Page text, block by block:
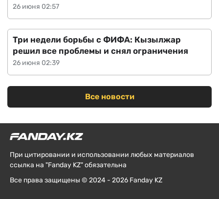
26 июня 02:57
26 июня 02:39
Три недели борьбы с ФИФА: Кызылжар
решил все проблемы и снял ограничения
Все новости
При цитировании и использовании любых материалов
ссылка на "Fanday KZ" обязательна
Все права защищены © 2024 - 2026 Fanday KZ